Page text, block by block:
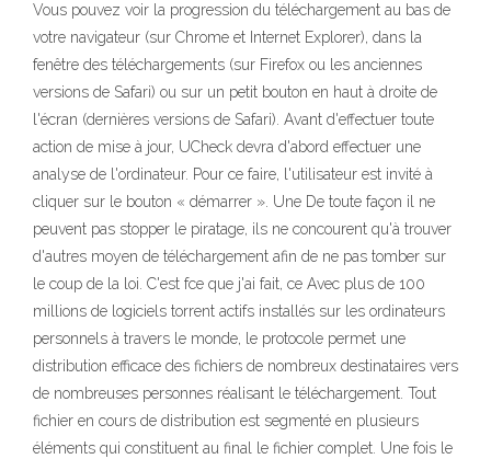
Vous pouvez voir la progression du téléchargement au bas de
votre navigateur (sur Chrome et Internet Explorer), dans la
fenêtre des téléchargements (sur Firefox ou les anciennes
versions de Safari) ou sur un petit bouton en haut à droite de
l'écran (dernières versions de Safari). Avant d'effectuer toute
action de mise à jour, UCheck devra d'abord effectuer une
analyse de l'ordinateur. Pour ce faire, l'utilisateur est invité à
cliquer sur le bouton « démarrer ». Une De toute façon il ne
peuvent pas stopper le piratage, ils ne concourent qu'à trouver
d'autres moyen de téléchargement afin de ne pas tomber sur
le coup de la loi. C'est fce que j'ai fait, ce Avec plus de 100
millions de logiciels torrent actifs installés sur les ordinateurs
personnels à travers le monde, le protocole permet une
distribution efficace des fichiers de nombreux destinataires vers
de nombreuses personnes réalisant le téléchargement. Tout
fichier en cours de distribution est segmenté en plusieurs
éléments qui constituent au final le fichier complet. Une fois le